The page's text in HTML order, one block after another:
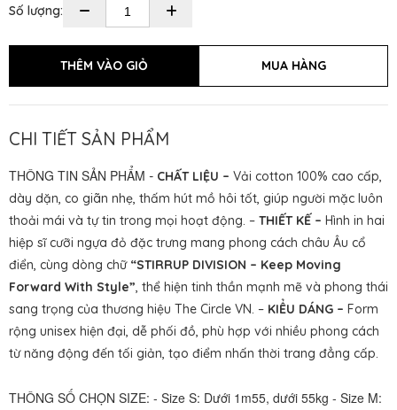
Số lượng:
CHI TIẾT SẢN PHẨM
THÔNG TIN SẢN PHẨM - CHẤT LIỆU – Vải cotton 100% cao cấp,
dày dặn, co giãn nhẹ, thấm hút mồ hôi tốt, giúp người mặc luôn
thoải mái và tự tin trong mọi hoạt động. – THIẾT KẾ – Hình in hai
hiệp sĩ cưỡi ngựa đỏ đặc trưng mang phong cách châu Âu cổ
điển, cùng dòng chữ “STIRRUP DIVISION – Keep Moving
Forward With Style”, thể hiện tinh thần mạnh mẽ và phong thái
sang trọng của thương hiệu The Circle VN. – KIỂU DÁNG – Form
rộng unisex hiện đại, dễ phối đồ, phù hợp với nhiều phong cách
từ năng động đến tối giản, tạo điểm nhấn thời trang đẳng cấp.
THÔNG SỐ CHỌN SIZE: - Size S: Dưới 1m55, dưới 55kg - Size M: